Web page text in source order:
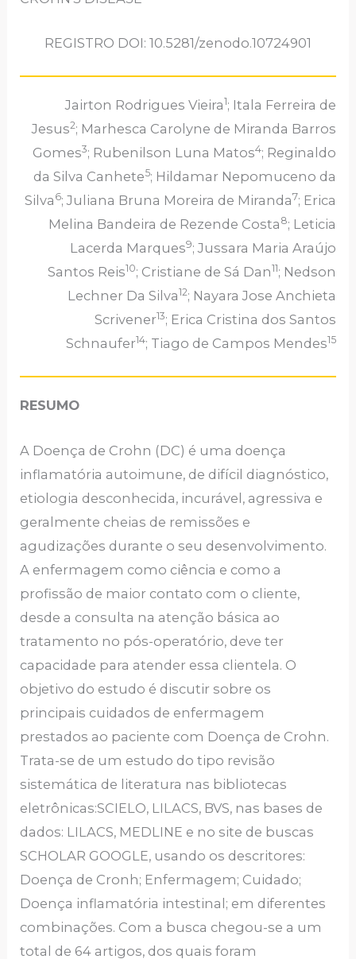
REGISTRO DOI: 10.5281/zenodo.10724901
Jairton Rodrigues Vieira1; Itala Ferreira de
Jesus2; Marhesca Carolyne de Miranda Barros
Gomes3; Rubenilson Luna Matos4; Reginaldo
da Silva Canhete5; Hildamar Nepomuceno da
Silva 6; Juliana Bruna Moreira de Miranda7; Erica
Melina Bandeira de Rezende Costa 8; Leticia
Lacerda Marques9; Jussara Maria Araújo
Santos Reis10; Cristiane de Sá Dan11; Nedson
Lechner Da Silva12; Nayara Jose Anchieta
Scrivener13; Erica Cristina dos Santos
Schnaufer14; Tiago de Campos Mendes15
RESUMO
A Doença de Crohn (DC) é uma doença
inflamatória autoimune, de difícil diagnóstico,
etiologia desconhecida, incurável, agressiva e
geralmente cheias de remissões e
agudizações durante o seu desenvolvimento.
A enfermagem como ciência e como a
profissão de maior contato com o cliente,
desde a consulta na atenção básica ao
tratamento no pós-operatório, deve ter
capacidade para atender essa clientela. O
objetivo do estudo é discutir sobre os
principais cuidados de enfermagem
prestados ao paciente com Doença de Crohn.
Trata-se de um estudo do tipo revisão
sistemática de literatura nas bibliotecas
eletrônicas:SCIELO, LILACS, BVS, nas bases de
dados: LILACS, MEDLINE e no site de buscas
SCHOLAR GOOGLE, usando os descritores:
Doença de Cronh; Enfermagem; Cuidado;
Doença inflamatória intestinal; em diferentes
combinações. Com a busca chegou-se a um
total de 64 artigos, dos quais foram